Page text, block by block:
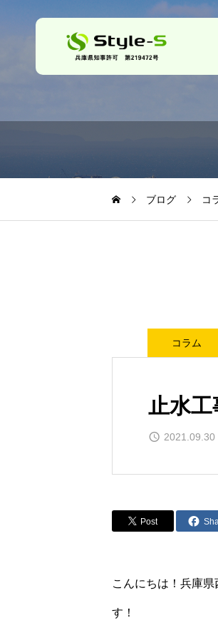
ブログ コ
コラム
止水
2021.09.30
Post
こんにちは！兵庫
す！